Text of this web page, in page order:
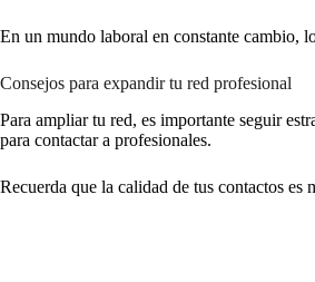
En un mundo laboral en constante cambio,
Consejos para expandir tu red profesional
Para ampliar tu red, es importante seguir
para contactar a profesionales.
Recuerda que la calidad de tus contactos